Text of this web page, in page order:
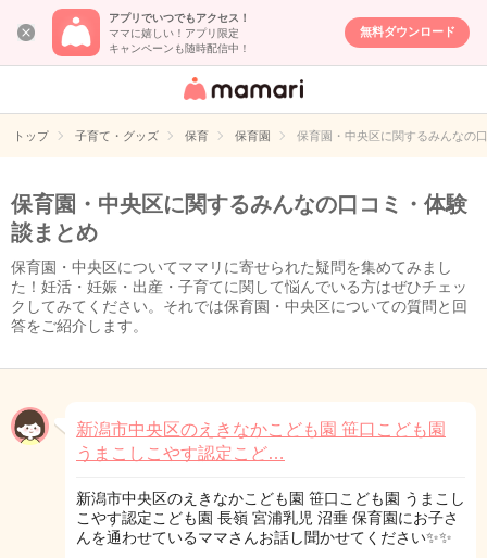
アプリでいつでもアクセス！
ママに嬉しい！アプリ限定
キャンペーンも随時配信中！
無料ダウンロード
女性専用匿名QA
イト
トップ 子育て・グッズ 保育 保育園 保育園・中央区に関するみんなの
保育園・中央区に関するみんなの口コミ・体験
談まとめ
保育園・中央区についてママリに寄せられた疑問を集めてみまし
た！妊活・妊娠・出産・子育てに関して悩んでいる方はぜひチェッ
クしてみてください。それでは保育園・中央区についての質問と回
答をご紹介します。
新潟市中央区のえきなかこども園 笹口こども園
うまこしこやす認定こど…
新潟市中央区のえきなかこども園 笹口こども園 うまこし
こやす認定こども園 長嶺 宮浦乳児 沼垂 保育園にお子さ
んを通わせているママさんお話し聞かせてください✨✨